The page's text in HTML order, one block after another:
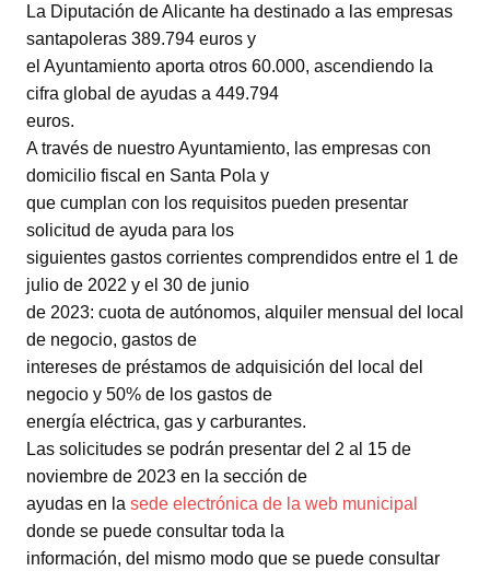
La Diputación de Alicante ha destinado a las empresas
santapoleras 389.794 euros y
el Ayuntamiento aporta otros 60.000, ascendiendo la
cifra global de ayudas a 449.794
euros.
A través de nuestro Ayuntamiento, las empresas con
domicilio fiscal en Santa Pola y
que cumplan con los requisitos pueden presentar
solicitud de ayuda para los
siguientes gastos corrientes comprendidos entre el 1 de
julio de 2022 y el 30 de junio
de 2023: cuota de autónomos, alquiler mensual del local
de negocio, gastos de
intereses de préstamos de adquisición del local del
negocio y 50% de los gastos de
energía eléctrica, gas y carburantes.
Las solicitudes se podrán presentar del 2 al 15 de
noviembre de 2023 en la sección de
ayudas en la sede electrónica de la web municipal
donde se puede consultar toda la
información, del mismo modo que se puede consultar